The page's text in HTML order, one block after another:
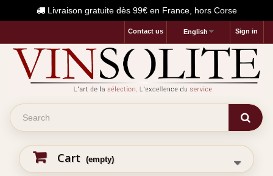
Livraison gratuite dès 99€ en France, hors Corse
Sign in
English
Contact us
Cart (empty)